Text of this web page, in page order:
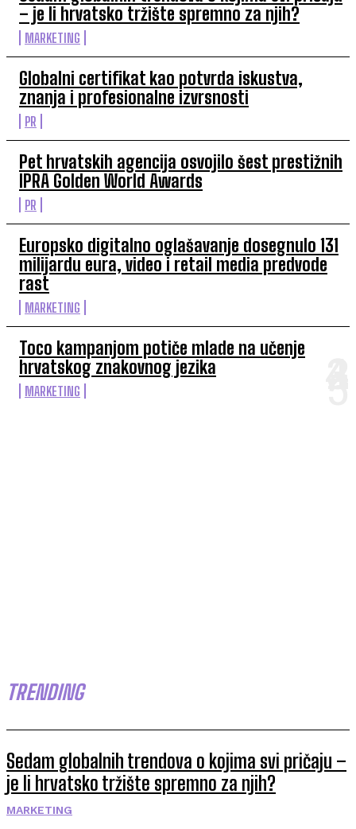
– je li hrvatsko tržište spremno za njih?
MARKETING
Globalni certifikat kao potvrda iskustva,
znanja i profesionalne izvrsnosti
PR
Pet hrvatskih agencija osvojilo šest prestižnih
IPRA Golden World Awards
PR
Europsko digitalno oglašavanje dosegnulo 131
milijardu eura, video i retail media predvode
rast
MARKETING
Toco kampanjom potiče mlade na učenje
hrvatskog znakovnog jezika
MARKETING
TRENDING
Sedam globalnih trendova o kojima svi pričaju –
je li hrvatsko tržište spremno za njih?
MARKETING